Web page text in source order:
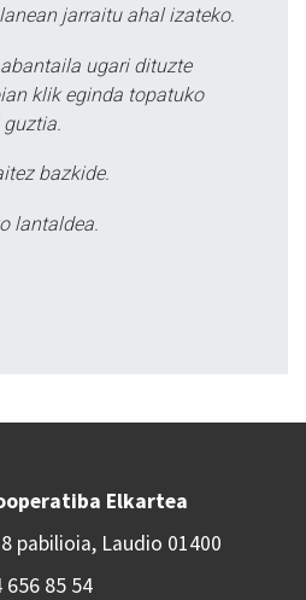
jarraitu ahal izateko.
ugari dituzte
klik eginda topatuko
bazkide.
lantaldea.
Elkartea
pabilioia, Laudio 01400
656 85 54